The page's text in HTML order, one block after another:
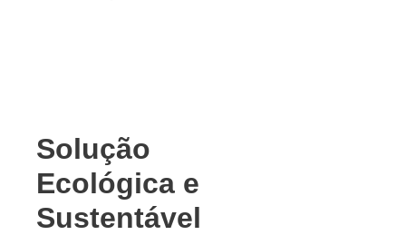
Solução
Ecológica e
Sustentável